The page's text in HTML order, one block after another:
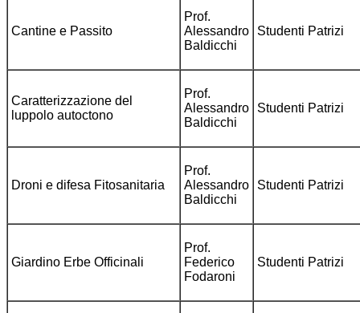
Cantine e Passito
Prof.
Alessandro
Baldicchi
Studenti Patrizi
Caratterizzazione del
luppolo autoctono
Prof.
Alessandro
Baldicchi
Studenti Patrizi
Droni e difesa Fitosanitaria
Prof.
Alessandro
Baldicchi
Studenti Patrizi
Giardino Erbe Officinali
Prof.
Federico
Fodaroni
Studenti Patrizi